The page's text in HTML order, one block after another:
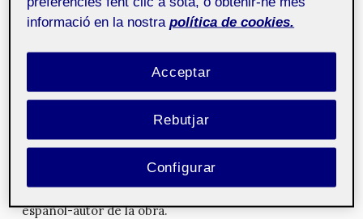
A.L:Bueno, la intervención de la SGAE implica un
inmensa mayoría de paises del resto del mundo. Todas
ellas están asociadas a nivel internacional y tienen
suscritos unos convenios de reciprocidad de gestión.
Así por ejemplo, en el caso de una obra de un autor
español que genere derechos en Alemania, la entidad
alemana (GEMA) interviene y envía el dinero a la
entidad española, que a su vez lo reparte al socio
español-autor de la obra.
informació en la nostra política de cookies.
Rebutjar
Acceptar
Configurar